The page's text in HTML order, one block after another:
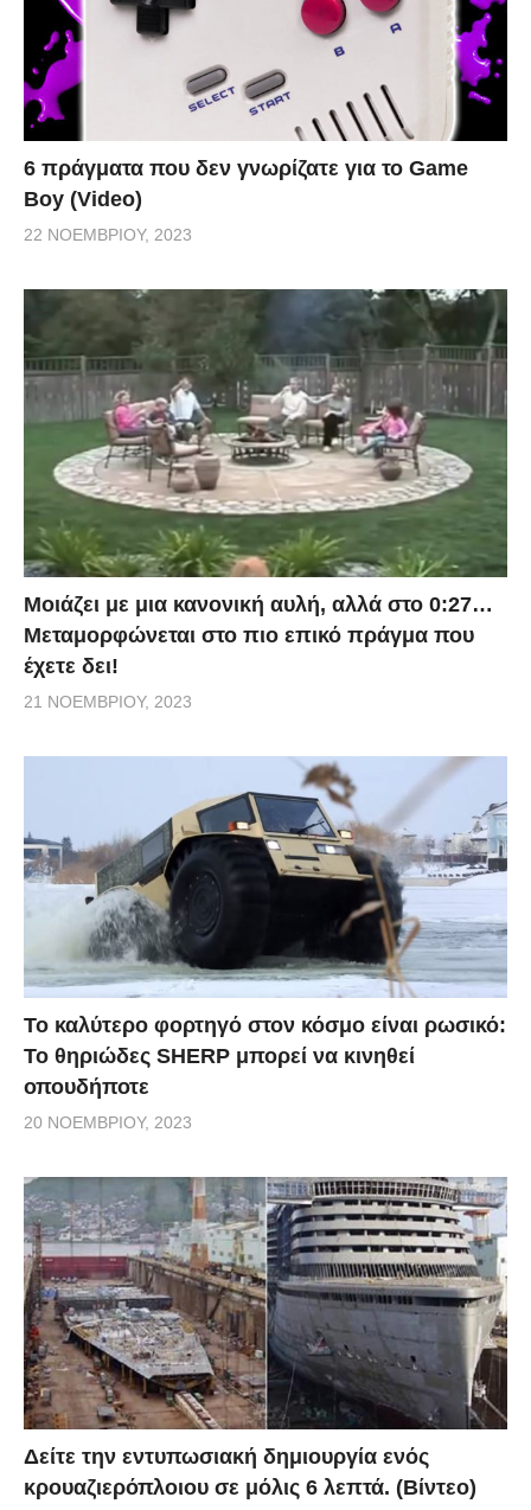
6 πράγματα που δεν γνωρίζατε για το Game
Boy (Video)
22 ΝΟΕΜΒΡΊΟΥ, 2023
Μοιάζει με μια κανονική αυλή, αλλά στο 0:27…
Μεταμορφώνεται στο πιο επικό πράγμα που
έχετε δει!
21 ΝΟΕΜΒΡΊΟΥ, 2023
Το καλύτερο φορτηγό στον κόσμο είναι ρωσικό:
Το θηριώδες SHERP μπορεί να κινηθεί
οπουδήποτε
20 ΝΟΕΜΒΡΊΟΥ, 2023
Δείτε την εντυπωσιακή δημιουργία ενός
κρουαζιερόπλοιου σε μόλις 6 λεπτά. (Βίντεο)